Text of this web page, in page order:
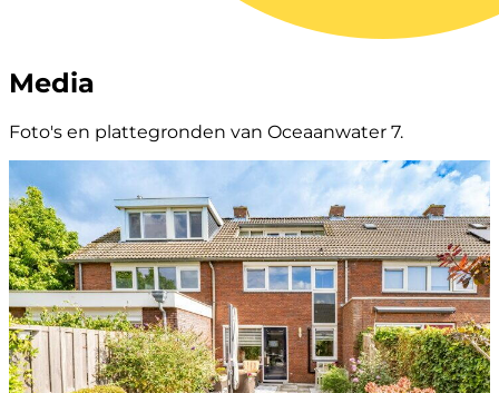
Media
Foto's en plattegronden van Oceaanwater 7.